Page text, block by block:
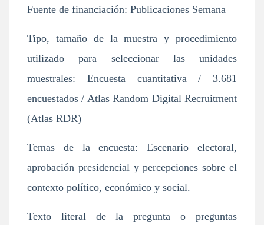
Fuente de financiación: Publicaciones Semana
Tipo, tamaño de la muestra y procedimiento
utilizado para seleccionar las unidades
muestrales: Encuesta cuantitativa / 3.681
encuestados / Atlas Random Digital Recruitment
(Atlas RDR)
Temas de la encuesta: Escenario electoral,
aprobación presidencial y percepciones sobre el
contexto político, económico y social.
Texto literal de la pregunta o preguntas